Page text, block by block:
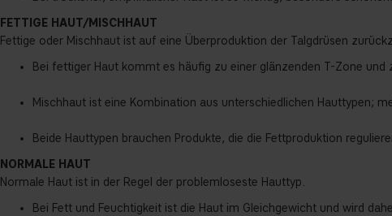
FETTIGE HAUT/MISCHHAUT
Fettige oder Mischhaut ist auf eine Überproduktion der Talgdrüsen
Bei fettiger Haut kommt es häufig zu einer glänzenden T-Zone
Mischhaut ist eine Kombination aus unterschiedlichen Hauttypen;
Beide Hauttypen brauchen Produkte, die die Fettproduktion
NORMALE HAUT
Normale Haut ist in der Regel der problemloseste Hauttyp.
Bei Fett und Feuchtigkeit ist die Haut im Gleichgewicht und wird